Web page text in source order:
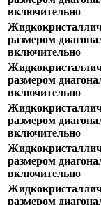
включительно
размером
включительно
размером
включительно
размером
включительно
размером
включительно
размером